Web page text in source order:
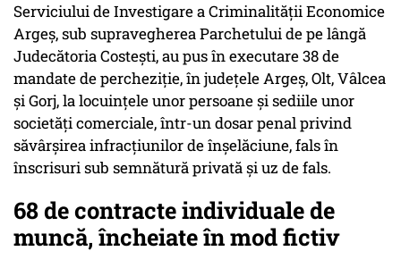
Serviciului de Investigare a Criminalității Economice
Argeș, sub supravegherea Parchetului de pe lângă
Judecătoria Costești, au pus în executare 38 de
mandate de percheziție, în judeţele Argeș, Olt, Vâlcea
și Gorj, la locuințele unor persoane și sediile unor
societăți comerciale, într-un dosar penal privind
săvârșirea infracțiunilor de înșelăciune, fals în
înscrisuri sub semnătură privată și uz de fals.
68 de contracte individuale de
muncă, încheiate în mod fictiv